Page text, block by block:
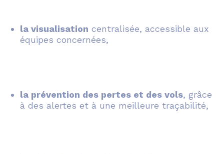
la visualisation centralisée, accessible aux
équipes concernées,
la prévention des pertes et des vols, grâce
à des alertes et à une meilleure traçabilité,